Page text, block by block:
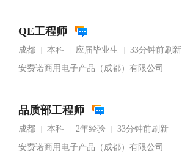
QE工程师
成都 本科 应届毕业生
33分钟前刷新
安费诺商用电子产品（成都）有限公司
品质部工程师
成都 本科 2年经验
33分钟前刷新
安费诺商用电子产品（成都）有限公司